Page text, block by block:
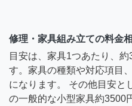
修理・家具組み立ての料金
目安は、家具1つあたり、
す。家具の種類や対応項目
になります。 その他目安と
の一般的な小型家具約3500